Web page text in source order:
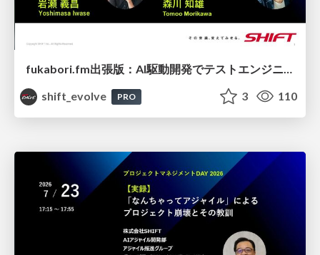
fukabori.fm出張版：AI駆動開発でテストエンジニアは不要になるのか / 20260723 Yoshimasa Iwase & Tomoo Morikawa
shift_evolve
PRO 3 110